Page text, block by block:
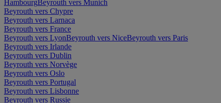
HambourgBeyrouth vers Munich
Beyrouth vers Chypre
Beyrouth vers Larnaca
Beyrouth vers France
Beyrouth vers LyonBeyrouth vers NiceBeyrouth vers Paris
Beyrouth vers Irlande
Beyrouth vers Dublin
Beyrouth vers Norvège
Beyrouth vers Oslo
Beyrouth vers Portugal
Beyrouth vers Lisbonne
Beyrouth vers Russie